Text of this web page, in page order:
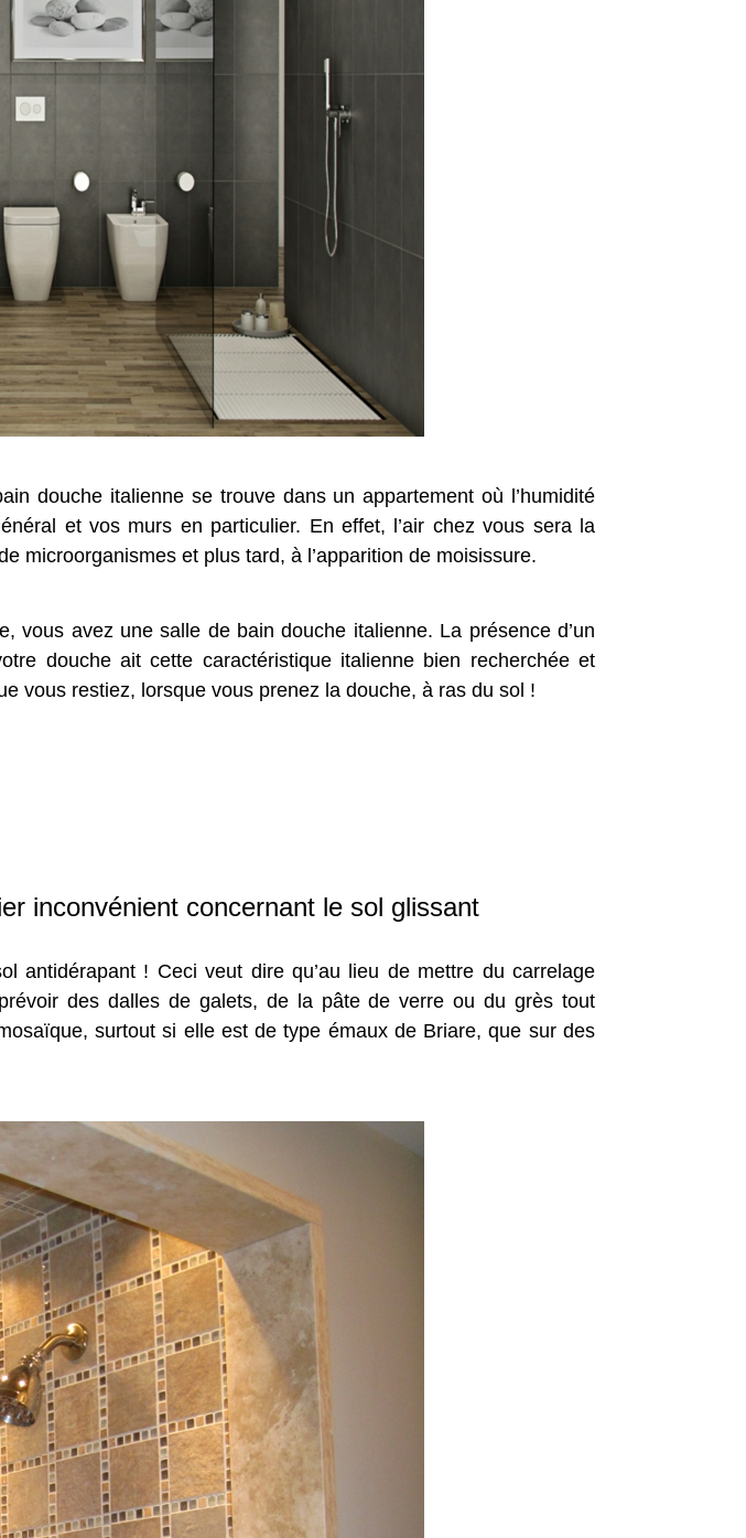
douche italienne se trouve dans un appartement où l’humidité
et vos murs en particulier. En effet, l’air chez vous sera la
microorganismes et plus tard, à l’apparition de moisissure.
vous avez une salle de bain douche italienne. La présence d’un
douche ait cette caractéristique italienne bien recherchée et
vous restiez, lorsque vous prenez la douche, à ras du sol !
inconvénient concernant le sol glissant
! Ceci veut dire qu’au lieu de mettre du carrelage
des dalles de galets, de la pâte de verre ou du grès tout
surtout si elle est de type émaux de Briare, que sur des